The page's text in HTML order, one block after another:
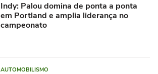
Indy: Palou domina de ponta a ponta
em Portland e amplia liderança no
campeonato
AUTOMOBILISMO